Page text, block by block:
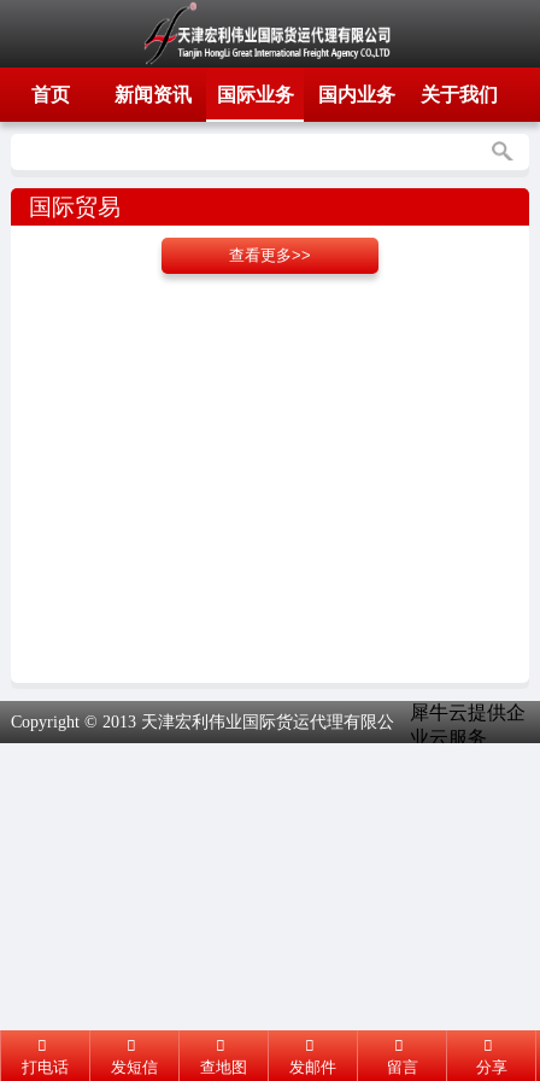
首页 新闻资讯 国际业务 国内业务 关于我们
国际贸易
Copyright © 2013 天津宏利伟业国际货运代理有限公
犀牛云提供企
业云服务
打电话 发短信 查地图 发邮件 留言 分享